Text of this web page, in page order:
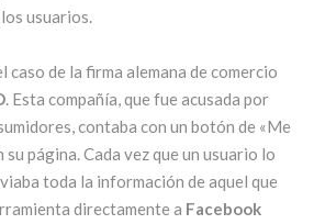
usuarios.
caso de la firma alemana de comercio
. Esta compañía, que fue acusada por
contaba con un botón de «Me
página. Cada vez que un usuario lo
toda la información de aquel que
directamente a Facebook